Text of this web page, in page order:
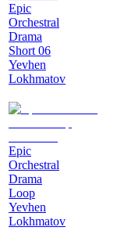
Epic
Orchestral
Drama
Short 06
Yevhen
Lokhmatov
Epic
Orchestral
Drama
Loop
Yevhen
Lokhmatov